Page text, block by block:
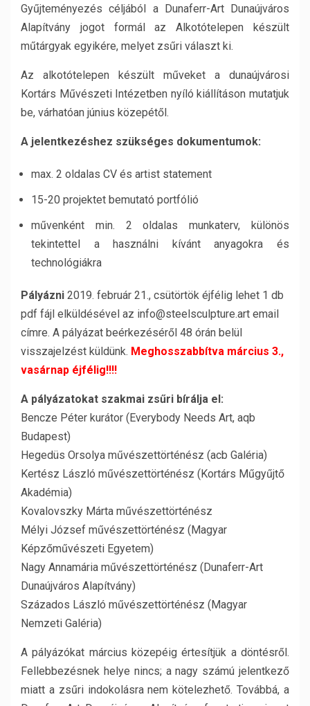
Gyűjteményezés céljából a Dunaferr-Art Dunaújváros
Alapítvány jogot formál az Alkotótelepen készült
műtárgyak egyikére, melyet zsűri választ ki.
Az alkotótelepen készült műveket a dunaújvárosi
Kortárs Művészeti Intézetben nyíló kiállításon mutatjuk
be, várhatóan június közepétől.
A jelentkezéshez szükséges dokumentumok:
max. 2 oldalas CV és artist statement
15-20 projektet bemutató portfólió
művenként min. 2 oldalas munkaterv, különös
tekintettel a használni kívánt anyagokra és
technológiákra
Pályázni 2019. február 21., csütörtök éjfélig lehet 1 db
pdf fájl elküldésével az info@steelsculpture.art email
címre. A pályázat beérkezéséről 48 órán belül
visszajelzést küldünk. Meghosszabbítva március 3.,
vasárnap éjfélig!!!!
A pályázatokat szakmai zsűri bírálja el:
Bencze Péter kurátor (Everybody Needs Art, aqb
Budapest)
Hegedüs Orsolya művészettörténész (acb Galéria)
Kertész László művészettörténész (Kortárs Műgyűjtő
Akadémia)
Kovalovszky Márta művészettörténész
Mélyi József művészettörténész (Magyar
Képzőművészeti Egyetem)
Nagy Annamária művészettörténész (Dunaferr-Art
Dunaújváros Alapítvány)
Százados László művészettörténész (Magyar
Nemzeti Galéria)
A pályázókat március közepéig értesítjük a döntésről.
Fellebbezésnek helye nincs; a nagy számú jelentkező
miatt a zsűri indokolásra nem kötelezhető. Továbbá, a